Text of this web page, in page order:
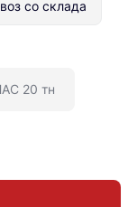
со склада
20 тн